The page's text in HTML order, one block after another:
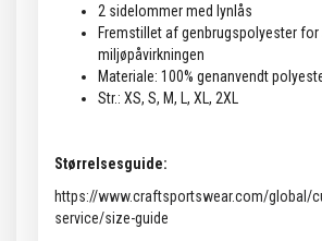
2 sidelommer med lynlås
Fremstillet af genbrugspolyester for
miljøpåvirkningen
Materiale: 100% genanvendt
Str.: XS, S, M, L, XL, 2XL
Størrelsesguide:
https://www.craftsportswear.com/global/
service/size-guide